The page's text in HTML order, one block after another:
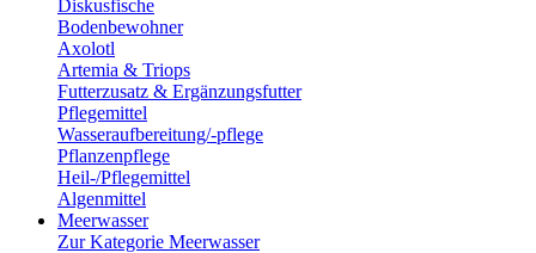
Diskusfische
Bodenbewohner
Axolotl
Artemia & Triops
Futterzusatz & Ergänzungsfutter
Pflegemittel
Wasseraufbereitung/-pflege
Pflanzenpflege
Heil-/Pflegemittel
Algenmittel
Meerwasser
Zur Kategorie Meerwasser